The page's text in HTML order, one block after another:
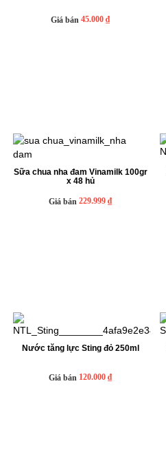
Giá bán 45.000 ₫
Sữa chua nha đam Vinamilk 100gr
x 48 hủ
Giá bán 229.999 ₫
Nước tăng lực Sting đỏ 250ml
Giá bán 120.000 ₫